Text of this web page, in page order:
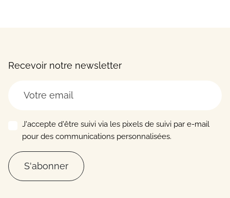
Recevoir notre newsletter
J'accepte d'être suivi via les pixels de suivi par e-mail
pour des communications personnalisées.
S'abonner